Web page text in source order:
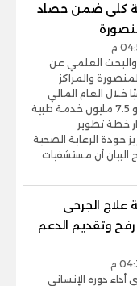
كبد و103 زراعة كلى ضمن حصاد
والبحث العلمي عن
والمراكز
خلال العام المالي
2025/2026، بعد تقديم نحو 7.5 مليون خدمة طبية
خطة تطوير
جودة الرعاية الصحية
أن مستشفيات
علاج الجرحى
وتقديم الدعم
دوره الإنساني